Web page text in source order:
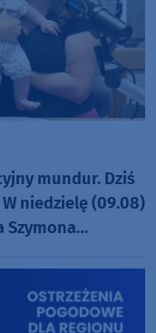
mundur. Dziś
niedzielę (09.08)
Szymona